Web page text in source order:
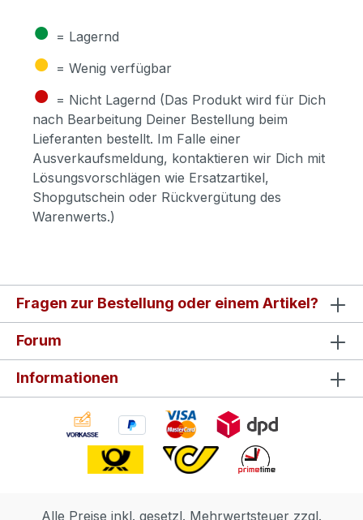
● = Lagernd
● = Wenig verfügbar
● = Nicht Lagernd (Das Produkt wird für Dich
nach Bearbeitung Deiner Bestellung beim
Lieferanten bestellt. Im Falle einer
Ausverkaufsmeldung, kontaktieren wir Dich mit
Lösungsvorschlägen wie Ersatzartikel,
Shopgutschein oder Rückvergütung des
Warenwerts.)
Fragen zur Bestellung oder einem Artikel?
Forum
Informationen
Alle Preise inkl. gesetzl. Mehrwertsteuer zzgl.